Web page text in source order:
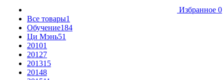
Избранное 0
Все товары1
Обучение184
Ци Мэнь51
20101
20127
201315
20148